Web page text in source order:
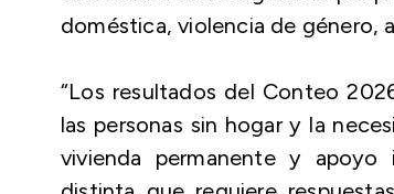
doméstica, violencia de género,
“Los resultados del Conteo
las personas sin hogar y la
vivienda permanente y apoyo